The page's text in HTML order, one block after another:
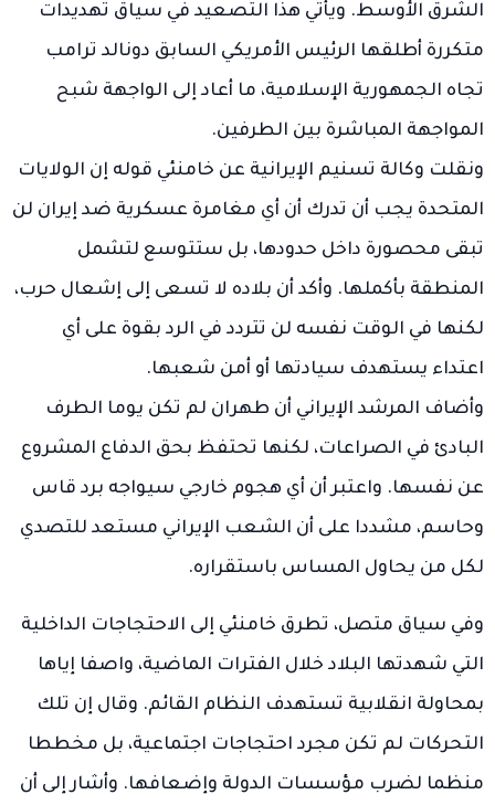
الشرق الأوسط. ويأتي هذا التصعيد في سياق تهديدات
متكررة أطلقها الرئيس الأمريكي السابق دونالد ترامب
تجاه الجمهورية الإسلامية، ما أعاد إلى الواجهة شبح
المواجهة المباشرة بين الطرفين.
ونقلت وكالة تسنيم الإيرانية عن خامنئي قوله إن الولايات
المتحدة يجب أن تدرك أن أي مغامرة عسكرية ضد إيران لن
تبقى محصورة داخل حدودها، بل ستتوسع لتشمل
المنطقة بأكملها. وأكد أن بلاده لا تسعى إلى إشعال حرب،
لكنها في الوقت نفسه لن تتردد في الرد بقوة على أي
اعتداء يستهدف سيادتها أو أمن شعبها.
وأضاف المرشد الإيراني أن طهران لم تكن يوما الطرف
البادئ في الصراعات، لكنها تحتفظ بحق الدفاع المشروع
عن نفسها. واعتبر أن أي هجوم خارجي سيواجه برد قاس
وحاسم، مشددا على أن الشعب الإيراني مستعد للتصدي
لكل من يحاول المساس باستقراره.
وفي سياق متصل، تطرق خامنئي إلى الاحتجاجات الداخلية
التي شهدتها البلاد خلال الفترات الماضية، واصفا إياها
بمحاولة انقلابية تستهدف النظام القائم. وقال إن تلك
التحركات لم تكن مجرد احتجاجات اجتماعية، بل مخططا
منظما لضرب مؤسسات الدولة وإضعافها. وأشار إلى أن